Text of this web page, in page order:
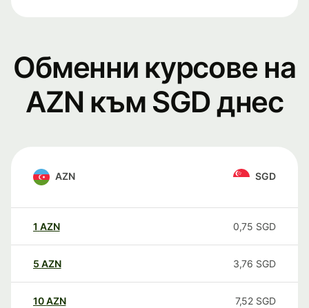
Обменни курсове на
AZN към SGD днес
AZN SGD
1 AZN 0,75 SGD
5 AZN 3,76 SGD
10AZN 7,52 SGD